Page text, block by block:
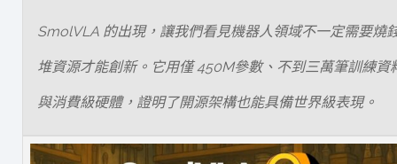
SmolVLA 的出現，讓我們看見機器人領域不一定需要燒
堆資源才能創新。它用僅 450M參數、不到三萬筆訓練資
與消費級硬體，證明了開源架構也能具備世界級表現。